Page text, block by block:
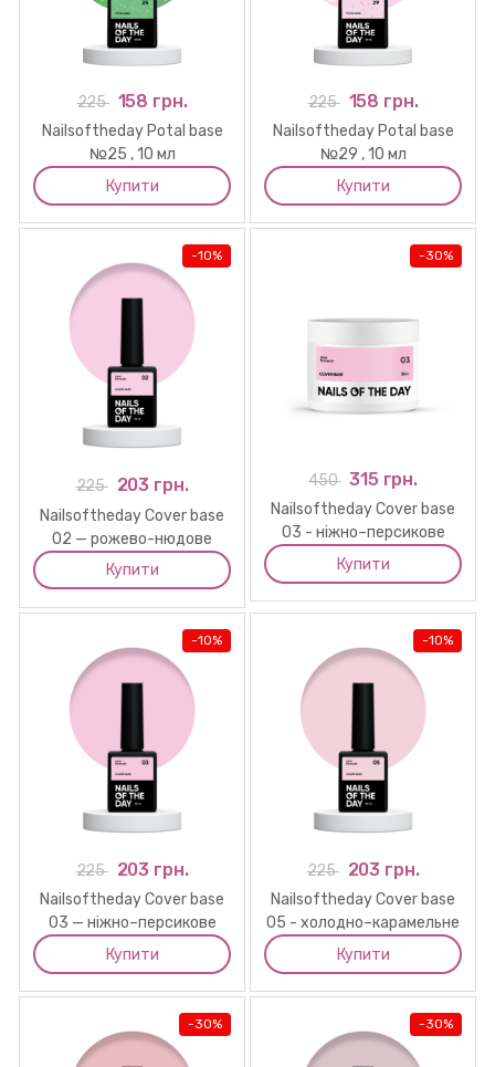
225 158 грн.
Nailsoftheday Potal base
№25 , 10 мл
Купити
225 158 грн.
Nailsoftheday Potal base
№29 , 10 мл
Купити
-10%
225 203 грн.
Nailsoftheday Cover base
02 — рожево-нюдове
камуфлююче базове
покриття для нігтів, 10 мл
Купити
-30%
450 315 грн.
Nailsoftheday Cover base
03 - ніжно–персикове
базове покриття для
нігтів , 30 мл
Купити
-10%
225 203 грн.
Nailsoftheday Cover base
03 — ніжно–персикове
камуфлююче базове
покриття для нігтів, 10 мл
Купити
-10%
225 203 грн.
Nailsoftheday Cover base
05 - холодно–карамельне
базове покриття для
нігтів, 10 мл
Купити
-30% -30%